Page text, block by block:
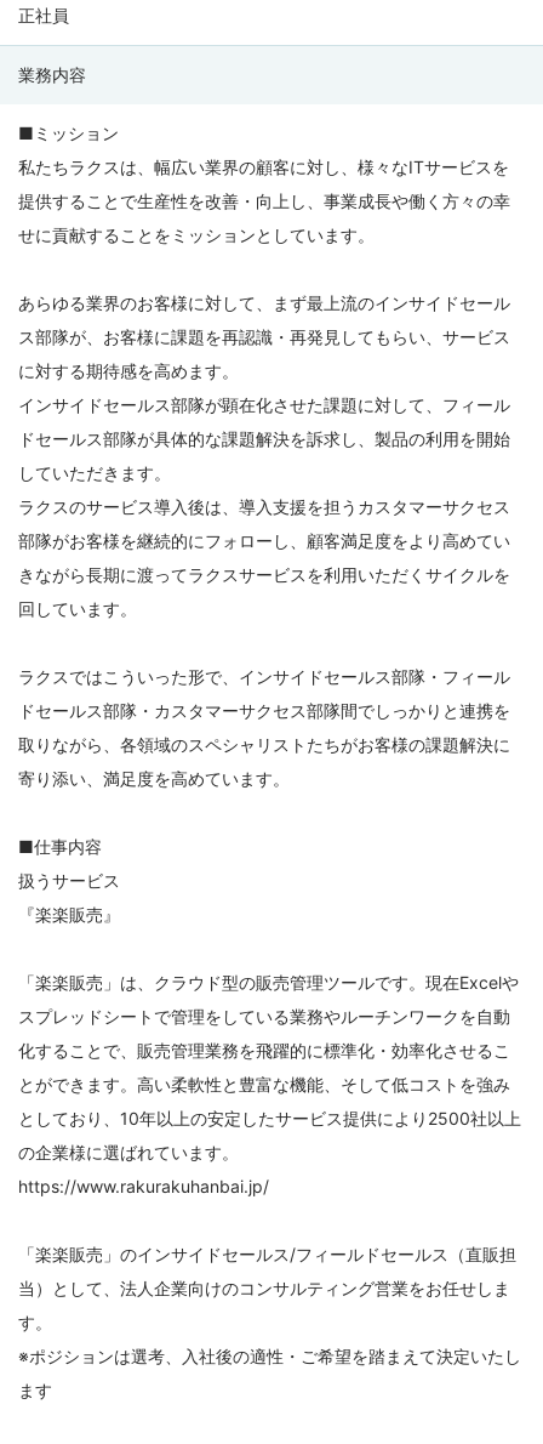
項
正社員
業務内容
■ミッション
私たちラクスは、幅広い業界の顧客に対し、様々なITサービスを
提供することで生産性を改善・向上し、事業成長や働く方々の幸
せに貢献することをミッションとしています。
あらゆる業界のお客様に対して、まず最上流のインサイドセール
ス部隊が、お客様に課題を再認識・再発見してもらい、サービス
に対する期待感を高めます。
インサイドセールス部隊が顕在化させた課題に対して、フィール
ドセールス部隊が具体的な課題解決を訴求し、製品の利用を開始
していただきます。
ラクスのサービス導入後は、導入支援を担うカスタマーサクセス
部隊がお客様を継続的にフォローし、顧客満足度をより高めてい
きながら長期に渡ってラクスサービスを利用いただくサイクルを
回しています。
ラクスではこういった形で、インサイドセールス部隊・フィール
ドセールス部隊・カスタマーサクセス部隊間でしっかりと連携を
取りながら、各領域のスペシャリストたちがお客様の課題解決に
寄り添い、満足度を高めています。
■仕事内容
扱うサービス
『楽楽販売』
「楽楽販売」は、クラウド型の販売管理ツールです。現在Excelや
スプレッドシートで管理をしている業務やルーチンワークを自動
化することで、販売管理業務を飛躍的に標準化・効率化させるこ
とができます。高い柔軟性と豊富な機能、そして低コストを強み
としており、10年以上の安定したサービス提供により2500社以上
の企業様に選ばれています。
https://www.rakurakuhanbai.jp/
「楽楽販売」のインサイドセールス/フィールドセールス（直販担
当）として、法人企業向けのコンサルティング営業をお任せしま
す。
※ポジションは選考、入社後の適性・ご希望を踏まえて決定いたし
ます